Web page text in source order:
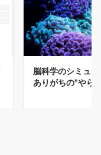
脳科学のシミュ
ありがちの"やら